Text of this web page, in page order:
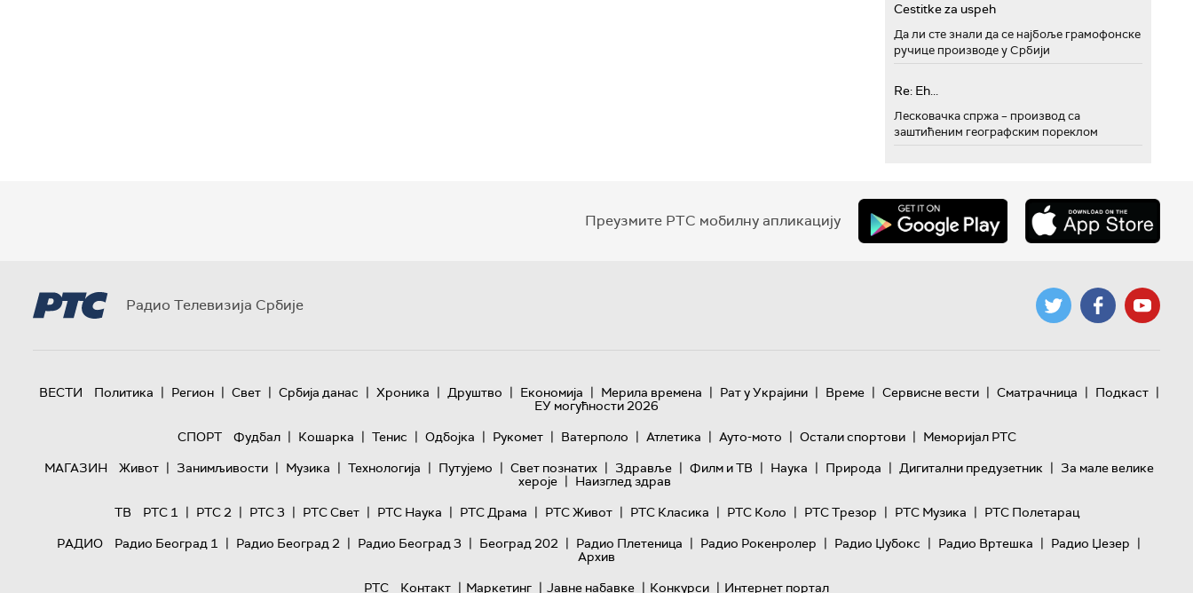
Cestitke za uspeh
Да ли сте знали да се најбоље грамофонске
ручице производе у Србији
Re: Eh...
Лесковачка спржа – производ са
заштићеним географским пореклом
Преузмите РТС мобилну апликацију
Радио Телевизија Србије
ВЕСТИ Политика | Регион | Свет | Србија данас | Хроника | Друштво | Економија | Мерила времена | Рат у Украјини | Време | Сервисне вести | Сматрачница | Подкаст |
ЕУ могућности 2026
СПОРТ
Фудбал | Кошарка | Тенис | Одбојка | Рукомет | Ватерполо | Атлетика | Ауто-мото | Остали спортови | Меморијал РТС
МАГАЗИН
Живот | Занимљивости | Музика | Технологијa | Путујемо | Свет познатих | Здравље | Филм и ТВ | Наука | Природа | Дигитални предузетник | За мале велике
хероје | Наизглед здрав
ТВ
РТС 1 | РТС 2 | РТС 3 | РТС Свет | РТС Наука | РТС Драма | РТС Живот | РТС Класика | РТС Коло | РТС Трезор | РТС Музика | РТС Полетарац
РАДИО
Радио Београд 1 | Радио Београд 2 | Радио Београд 3 | Београд 202 | Радио Плетеница | Радио Рокенролер | Радио Џубокс | Радио Вртешка | Радио Џезер |
Архив
РТС
Контакт | Маркетинг | Јавне набавке | Конкурси | Интернет портал